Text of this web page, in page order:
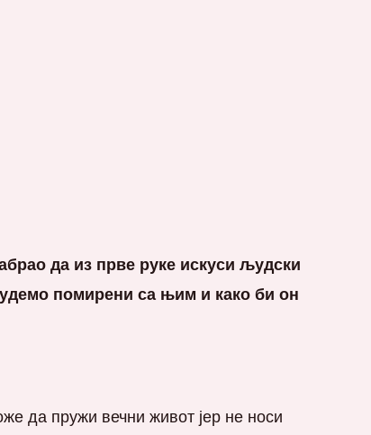
да из прве руке искуси људски
помирени са њим и како би он
да пружи вечни живот јер не носи